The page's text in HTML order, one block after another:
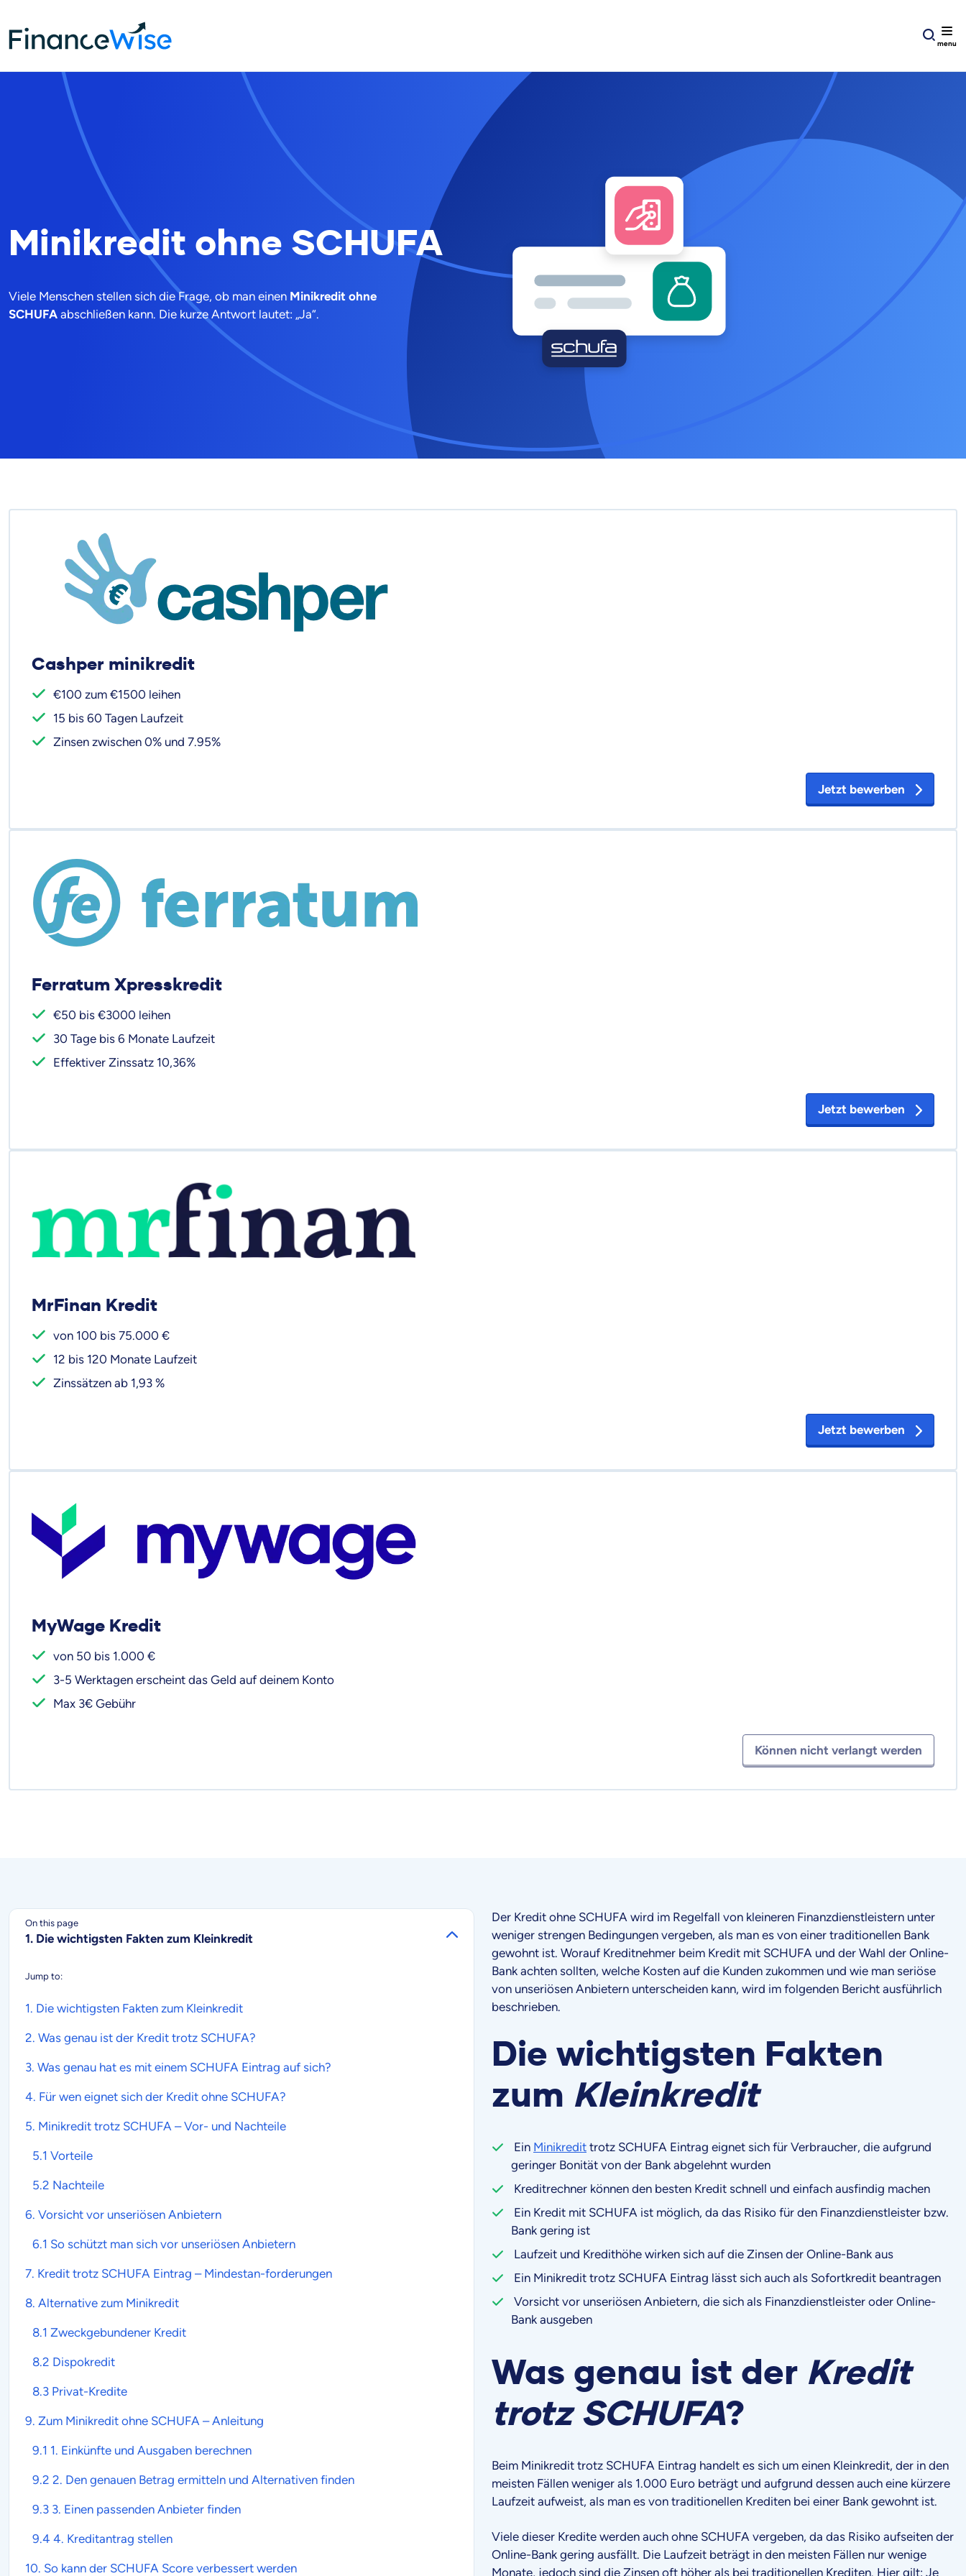
Minikredit
Minikredit ohne SCHUFA
Viele Menschen stellen sich die Frage, ob man einen Minikredit ohne
SCHUFA abschließen kann. Die kurze Antwort lautet: „Ja“.
Cashper minikredit
€100 zum €1500 leihen
15 bis 60 Tagen Laufzeit
Zinsen zwischen 0% und 7.95%
Jetzt bewerben
Ferratum Xpresskredit
€50 bis €3000 leihen
30 Tage bis 6 Monate Laufzeit
Effektiver Zinssatz 10,36%
Jetzt bewerben
MrFinan Kredit
von 100 bis 75.000 €
12 bis 120 Monate Laufzeit
Zinssätzen ab 1,93 %
Jetzt bewerben
MyWage Kredit
von 50 bis 1.000 €
3-5 Werktagen erscheint das Geld auf deinem Konto
Max 3€ Gebühr
Können nicht verlangt werden
On this page
1. Die wichtigsten Fakten zum Kleinkredit
Jump to:
1. Die wichtigsten Fakten zum Kleinkredit
2. Was genau ist der Kredit trotz SCHUFA?
3. Was genau hat es mit einem SCHUFA Eintrag auf sich?
4. Für wen eignet sich der Kredit ohne SCHUFA?
5. Minikredit trotz SCHUFA – Vor- und Nachteile
5.1 Vorteile
5.2 Nachteile
6. Vorsicht vor unseriösen Anbietern
6.1 So schützt man sich vor unseriösen Anbietern
7. Kredit trotz SCHUFA Eintrag – Mindestan-forderungen
8. Alternative zum Minikredit
8.1 Zweckgebundener Kredit
8.2 Dispokredit
8.3 Privat-Kredite
9. Zum Minikredit ohne SCHUFA – Anleitung
9.1 1. Einkünfte und Ausgaben berechnen
9.2 2. Den genauen Betrag ermitteln und Alternativen finden
9.3 3. Einen passenden Anbieter finden
9.4 4. Kreditantrag stellen
10. So kann der SCHUFA Score verbessert werden
Der Kredit ohne SCHUFA wird im Regelfall von kleineren Finanzdienstleistern unter
weniger strengen Bedingungen vergeben, als man es von einer traditionellen Bank
gewohnt ist. Worauf Kreditnehmer beim Kredit mit SCHUFA und der Wahl der Online-
Bank achten sollten, welche Kosten auf die Kunden zukommen und wie man seriöse
von unseriösen Anbietern unterscheiden kann, wird im folgenden Bericht ausführlich
beschrieben.
Die wichtigsten Fakten
zum Kleinkredit
Ein Minikredit trotz SCHUFA Eintrag eignet sich für Verbraucher, die aufgrund
geringer Bonität von der Bank abgelehnt wurden
Kreditrechner können den besten Kredit schnell und einfach ausfindig machen
Ein Kredit mit SCHUFA ist möglich, da das Risiko für den Finanzdienstleister bzw.
Bank gering ist
Laufzeit und Kredithöhe wirken sich auf die Zinsen der Online-Bank aus
Ein Minikredit trotz SCHUFA Eintrag lässt sich auch als Sofortkredit beantragen
Vorsicht vor unseriösen Anbietern, die sich als Finanzdienstleister oder Online-
Bank ausgeben
Was genau ist der Kredit
trotz SCHUFA?
Beim Minikredit trotz SCHUFA Eintrag handelt es sich um einen Kleinkredit, der in den
meisten Fällen weniger als 1.000 Euro beträgt und aufgrund dessen auch eine kürzere
Laufzeit aufweist, als man es von traditionellen Krediten bei einer Bank gewohnt ist.
Viele dieser Kredite werden auch ohne SCHUFA vergeben, da das Risiko aufseiten der
Online-Bank gering ausfällt. Die Laufzeit beträgt in den meisten Fällen nur wenige
Monate, jedoch sind die Zinsen oft höher als bei traditionellen Krediten. Hier gilt: Je